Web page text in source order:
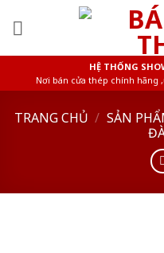
HỆ THỐNG
Nơi bán cửa thép chính hãng
TRANG CHỦ / SẢN